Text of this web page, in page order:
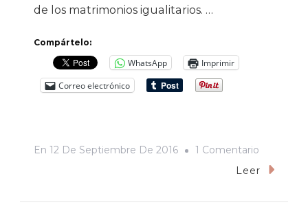
de los matrimonios igualitarios. …
Compártelo:
WhatsApp
Imprimir
Correo electrónico
En 12 De Septiembre De 2016 1 Comentario
La
Leer